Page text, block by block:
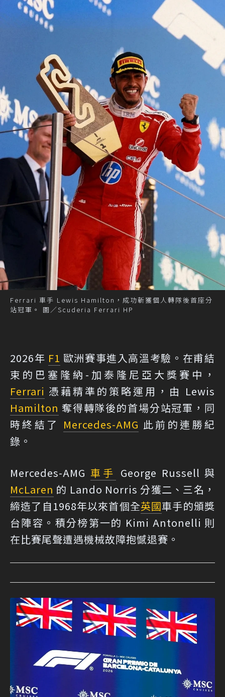
Ferrari 車手 Lewis Hamilton，成功斬獲個人轉隊後首座分
站冠軍。 圖／Scuderia Ferrari HP
2026年 F1 歐洲賽事進入高溫考驗。在甫結
束的巴塞隆納-加泰隆尼亞大獎賽中，
Ferrari 憑藉精準的策略運用，由 Lewis
Hamilton 奪得轉隊後的首場分站冠軍，同
時終結了 Mercedes-AMG 此前的連勝紀
錄。
Mercedes-AMG 車手 George Russell 與
McLaren 的 Lando Norris 分獲二、三名，
締造了自1968年以來首個全英國車手的頒獎
台陣容。積分榜第一的 Kimi Antonelli 則
在比賽尾聲遭遇機械故障抱憾退賽。